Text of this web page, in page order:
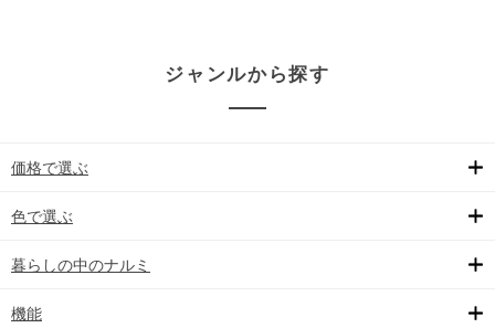
ジャンルから探す
価格で選ぶ
色で選ぶ
暮らしの中のナルミ
機能